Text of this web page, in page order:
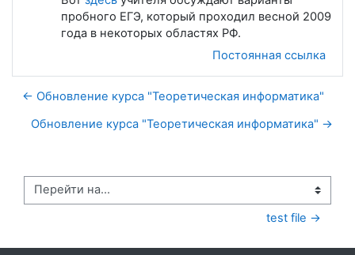
пробного ЕГЭ, который проходил весной 2009
года в некоторых областях РФ.
Постоянная ссылка
← Обновление курса "Теоретическая информатика"
Обновление курса "Теоретическая информатика" →
Перейти на...
test file →